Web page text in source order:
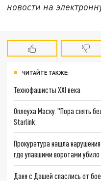
новости на
ЧИТАЙТЕ ТАКЖЕ:
Технофашисты XXI века
Оплеуха Маску. "Пора снять
Starlink
Прокуратура нашла
где упавшими воротами убило
Даня с Дашей спаслись от